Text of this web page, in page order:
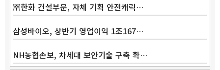
㈜한화 건설부문, 자체 기획 안전캐릭…
삼성바이오, 상반기 영업이익 1조167…
NH농협손보, 차세대 보안기술 구축 확…